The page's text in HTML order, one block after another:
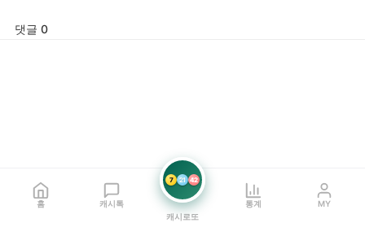
댓글 0
홈 캐시톡
7 21 42
캐시로또
통계 MY